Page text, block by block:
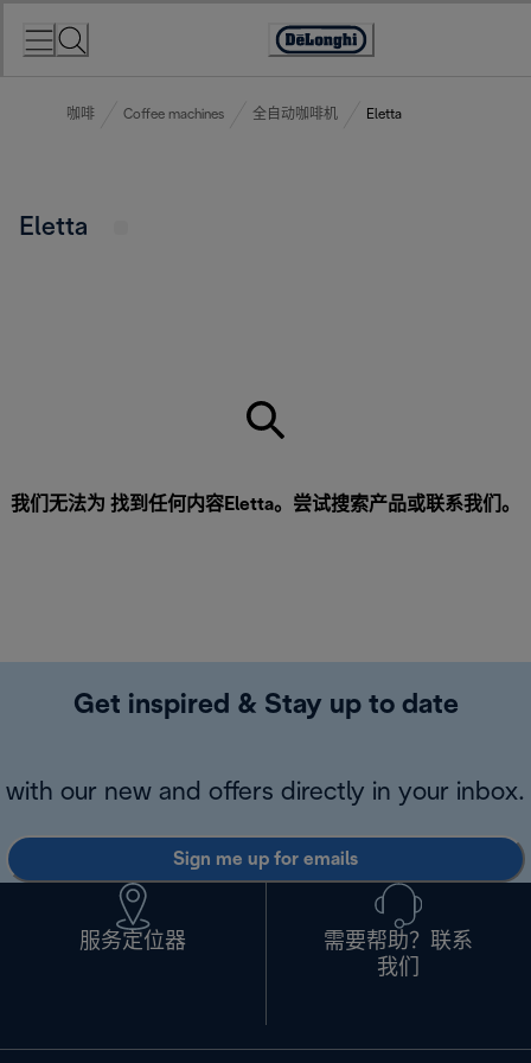
Accessibility
咖啡 Coffee machines 全自动咖啡机 Eletta
Eletta
我们无法为 找到任何内容Eletta。尝试搜索产品或联系我们 。
Get inspired & Stay up to date
with our new and offers directly in your inbox.
Sign me up for emails
服务定位器
需要帮助？联系
我们